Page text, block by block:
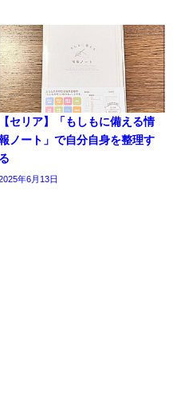
【セリア】「もしもに備える情
ノート」で自分自身を整理す
る
年6月13日